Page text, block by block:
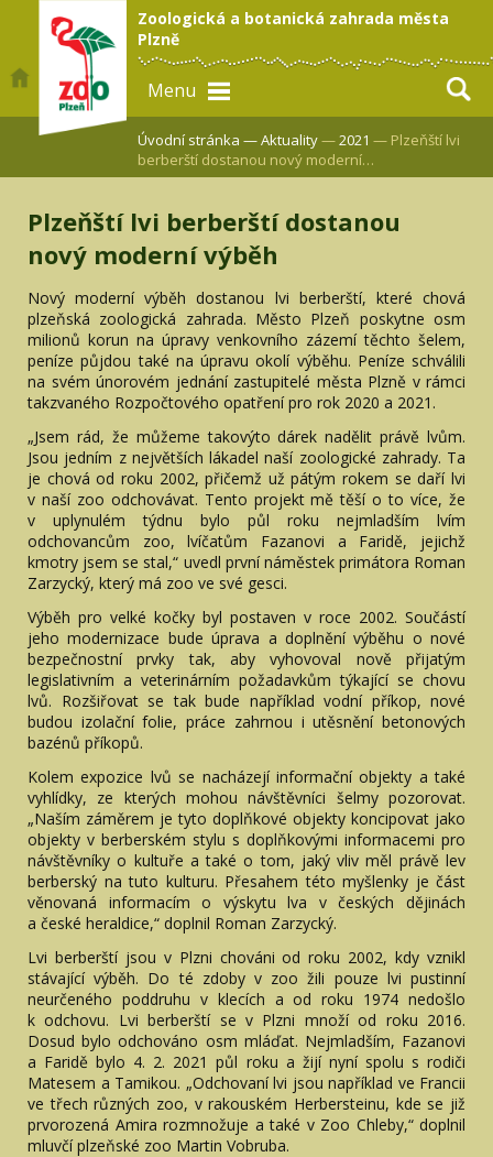
Zoologická a botanická zahrada města
Plzně
Menu
Úvodní stránka —Aktuality—2021 — Plzeňští lvi
berberští dostanou nový moderní…
Plzeňští lvi berberští dostanou
nový moderní výběh
Nový moderní výběh dostanou lvi berberští, které chová
plzeňská zoologická zahrada. Město Plzeň poskytne osm
milionů korun na úpravy venkovního zázemí těchto šelem,
peníze půjdou také na úpravu okolí výběhu. Peníze schválili
na svém únorovém jednání zastupitelé města Plzně v rámci
takzvaného Rozpočtového opatření pro rok 2020 a 2021.
„Jsem rád, že můžeme takovýto dárek nadělit právě lvům.
Jsou jedním z největších lákadel naší zoologické zahrady. Ta
je chová od roku 2002, přičemž už pátým rokem se daří lvi
v naší zoo odchovávat. Tento projekt mě těší o to více, že
v uplynulém týdnu bylo půl roku nejmladším lvím
odchovancům zoo, lvíčatům Fazanovi a Faridě, jejichž
kmotry jsem se stal,“ uvedl první náměstek primátora Roman
Zarzycký, který má zoo ve své gesci.
Výběh pro velké kočky byl postaven v roce 2002. Součástí
jeho modernizace bude úprava a doplnění výběhu o nové
bezpečnostní prvky tak, aby vyhovoval nově přijatým
legislativním a veterinárním požadavkům týkající se chovu
lvů. Rozšiřovat se tak bude například vodní příkop, nové
budou izolační folie, práce zahrnou i utěsnění betonových
bazénů příkopů.
Kolem expozice lvů se nacházejí informační objekty a také
vyhlídky, ze kterých mohou návštěvníci šelmy pozorovat.
„Naším záměrem je tyto doplňkové objekty koncipovat jako
objekty v berberském stylu s doplňkovými informacemi pro
návštěvníky o kultuře a také o tom, jaký vliv měl právě lev
berberský na tuto kulturu. Přesahem této myšlenky je část
věnovaná informacím o výskytu lva v českých dějinách
a české heraldice,“ doplnil Roman Zarzycký.
Lvi berberští jsou v Plzni chováni od roku 2002, kdy vznikl
stávající výběh. Do té zdoby v zoo žili pouze lvi pustinní
neurčeného poddruhu v klecích a od roku 1974 nedošlo
k odchovu. Lvi berberští se v Plzni množí od roku 2016.
Dosud bylo odchováno osm mláďat. Nejmladším, Fazanovi
a Faridě bylo 4. 2. 2021 půl roku a žijí nyní spolu s rodiči
Matesem a Tamikou. „Odchovaní lvi jsou například ve Francii
ve třech různých zoo, v rakouském Herbersteinu, kde se již
prvorozená Amira rozmnožuje a také v Zoo Chleby,“ doplnil
mluvčí plzeňské zoo Martin Vobruba.